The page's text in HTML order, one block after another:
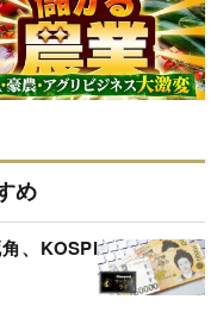
め
、KOSPI